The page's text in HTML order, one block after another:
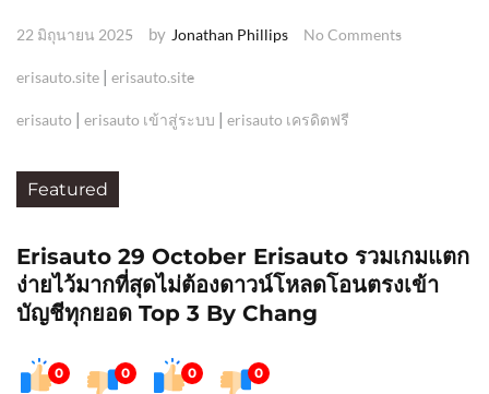
22 มิถุนายน 2025 by Jonathan Phillips No Comments
erisauto.site | erisauto.site
erisauto | erisauto เข้าสู่ระบบ | erisauto เครดิตฟรี
Featured
Erisauto 29 October Erisauto รวมเกมแตก
ง่ายไว้มากที่สุดไม่ต้องดาวน์โหลดโอนตรงเข้า
บัญชีทุกยอด Top 3 By Chang
0 0 0 0